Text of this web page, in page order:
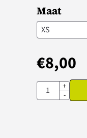
Maat
€8,00
Aantal
+
-